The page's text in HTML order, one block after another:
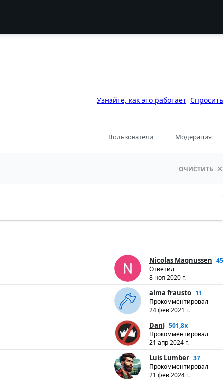
Узнайте, как это работает Спросить
Пользователи Модерация
ОЧИСТИТЬ
Nicolas Magnussen 45
Ответил
8 ноя 2020 г.
alma frausto 11
Прокомментировал
24 фев 2021 г.
DanJ 501,8к
Прокомментировал
21 апр 2024 г.
Luis Lumber 37
Прокомментировал
21 фев 2024 г.